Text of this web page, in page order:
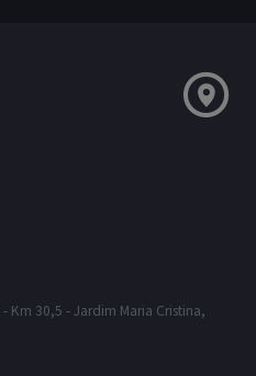
Km 30,5 - Jardim Maria Cristina,